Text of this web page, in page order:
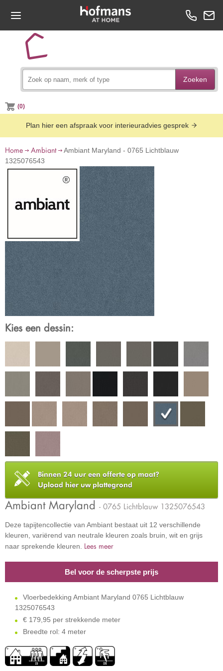
Zoeken
(0)
Plan hier een afspraak voor interieuradvies gesprek
Home Ambiant
Ambiant Maryland - 0765 Lichtblauw
1325076543
Kies een dessin:
Binnen 24 uur een offerte op maat?
Upload hier uw plattegrond
Ambiant Maryland - 0765 Lichtblauw 1325076543
Deze tapijtencollectie van Ambiant bestaat uit 12 verschillende
kleuren, variërend van neutrale kleuren zoals bruin, wit en grijs
naar sprekende kleuren. Lees meer
Bel voor de scherpste prijs
Vloerbedekking Ambiant Maryland 0765 Lichtblauw
1325076543
€ 179,95 per strekkende meter
Breedte rol: 4 meter